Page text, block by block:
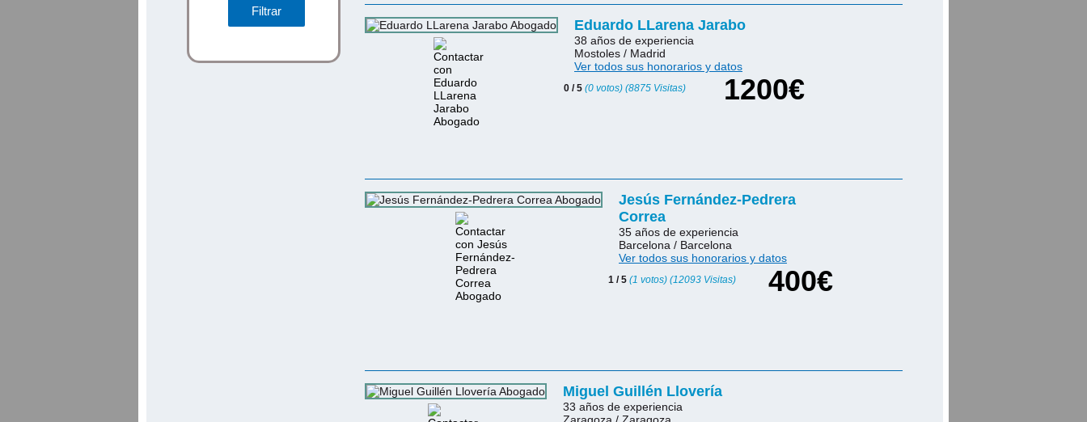
Filtrar
Eduardo LLarena Jarabo
38 años de experiencia
Mostoles / Madrid
Ver todos sus honorarios y datos
0 / 5 (0 votos) (8875 Visitas) 1200€
Jesús Fernández-Pedrera
Correa
35 años de experiencia
Barcelona / Barcelona
Ver todos sus honorarios y datos
1 / 5 (1 votos) (12093 Visitas) 400€
Miguel Guillén Llovería
33 años de experiencia